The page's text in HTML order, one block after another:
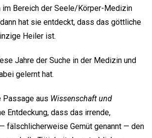
im Bereich der Seele/Körper-Medizin
hat sie entdeckt, dass das göttliche
Heiler ist.
Jahre der Suche in der Medizin und
gelernt hat.
Passage aus Wissenschaft und
Entdeckung, dass das irrende,
fälschlicherweise Gemüt genannt — den